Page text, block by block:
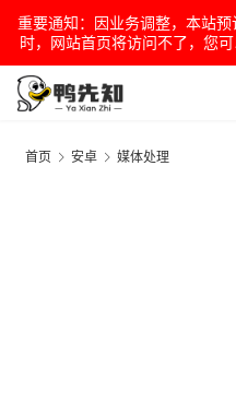
重要通知：因业务调整，本站
时，网站首页将访问不了，您
站
首页 安卓 媒体处理